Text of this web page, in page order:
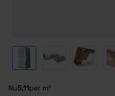
View larger imageView larger image
View
Nu5,11per m²